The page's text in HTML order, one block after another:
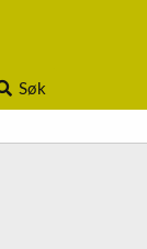
Søk